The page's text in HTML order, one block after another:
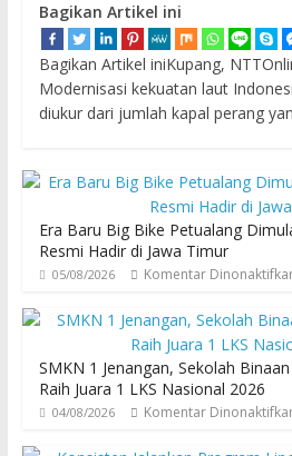
Bagikan Artikel ini
Bagikan Artikel iniKupang,
Modernisasi kekuatan laut
diukur dari jumlah kapal perang
Era Baru Big Bike Petualang
Resmi Hadir di Jawa Timur
05/08/2026 Komentar
SMKN 1 Jenangan, Sekolah
Raih Juara 1 LKS Nasional 2026
04/08/2026 Komentar